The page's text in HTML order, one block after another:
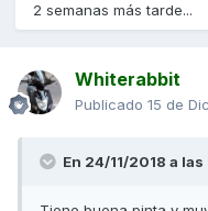
2 semanas más tarde...
Whiterabbit
Publicado 15 de
En 24/11/2018 a